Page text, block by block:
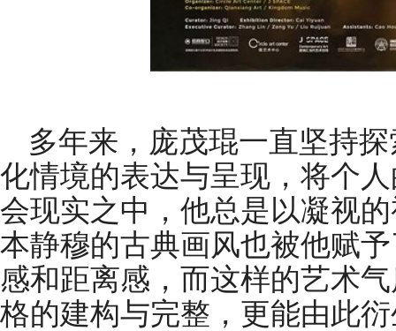
多年来，庞茂琨一直坚持
化情境的表达与呈现，将个
会现实之中，他总是以凝视
本静穆的古典画风也被他赋
感和距离感，而这样的艺术
格的建构与完整，更能由此